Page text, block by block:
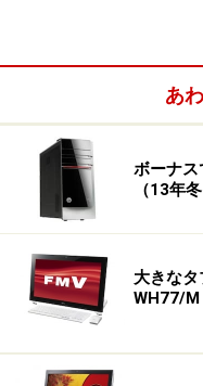
意されていない。レ
パソコン上面には、省
スピーカーは
述）への対応は、前
下部に正面を向いて
いる。
あ
ボーナ
（13年冬
大きな
WH77/M